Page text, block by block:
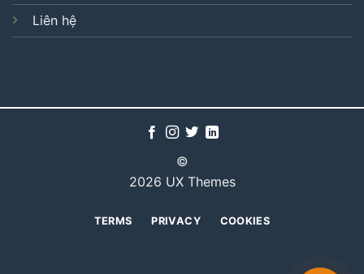
Liên hệ
©
2026 UX Themes
TERMS PRIVACY COOKIES